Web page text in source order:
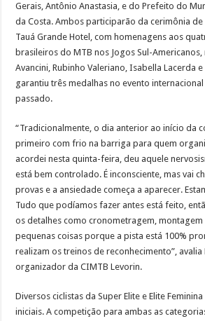
Gerais, Antônio Anastasia, e do Prefeito do
da Costa. Ambos participarão da cerimônia de
Tauá Grande Hotel, com homenagens aos
brasileiros do MTB nos Jogos Sul-Americanos,
Avancini, Rubinho Valeriano, Isabella Lacerda
garantiu três medalhas no evento
passado.
“Tradicionalmente, o dia anterior ao início da
primeiro com frio na barriga para quem
acordei nesta quinta-feira, deu aquele
está bem controlado. É inconsciente, mas vai
provas e a ansiedade começa a aparecer.
Tudo que podíamos fazer antes está feito,
os detalhes como cronometragem,
pequenas coisas porque a pista está 100%
realizam os treinos de reconhecimento”,
organizador da CIMTB Levorin.
Diversos ciclistas da Super Elite e Elite
iniciais. A competição para ambas as